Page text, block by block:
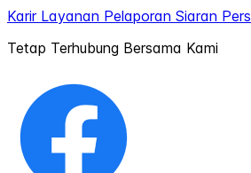
Karir Layanan Pelaporan Siaran Pers
Tetap Terhubung Bersama Kami